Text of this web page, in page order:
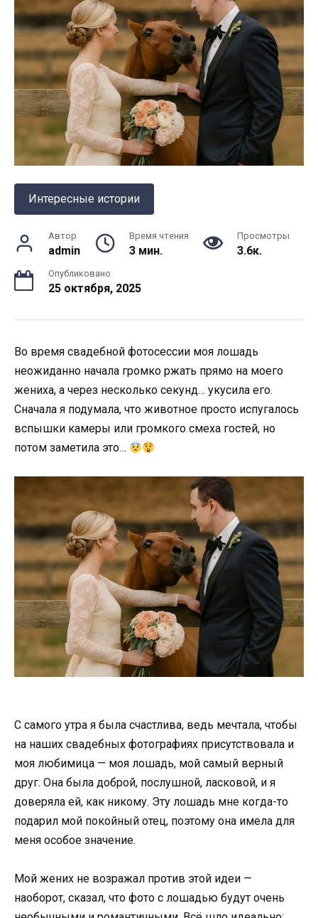
Интересные истории
Автор
admin
Время чтения
3 мин.
Просмотры
3.6к.
Опубликовано
25 октября, 2025
Во время свадебной фотосессии моя лошадь
неожиданно начала громко ржать прямо на моего
жениха, а через несколько секунд… укусила его.
Сначала я подумала, что животное просто испугалось
вспышки камеры или громкого смеха гостей, но
потом заметила это…
С самого утра я была счастлива, ведь мечтала, чтобы
на наших свадебных фотографиях присутствовала и
моя любимица — моя лошадь, мой самый верный
друг. Она была доброй, послушной, ласковой, и я
доверяла ей, как никому. Эту лошадь мне когда-то
подарил мой покойный отец, поэтому она имела для
меня особое значение.
Мой жених не возражал против этой идеи —
наоборот, сказал, что фото с лошадью будут очень